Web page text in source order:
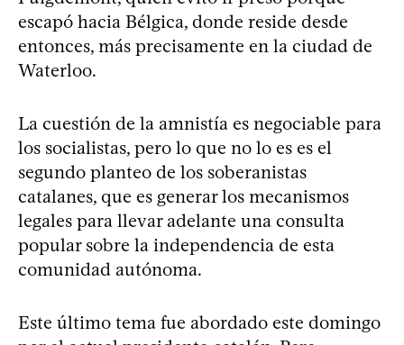
escapó hacia Bélgica, donde reside desde
entonces, más precisamente en la ciudad de
Waterloo.
La cuestión de la amnistía es negociable para
los socialistas, pero lo que no lo es es el
segundo planteo de los soberanistas
catalanes, que es generar los mecanismos
legales para llevar adelante una consulta
popular sobre la independencia de esta
comunidad autónoma.
Este último tema fue abordado este domingo